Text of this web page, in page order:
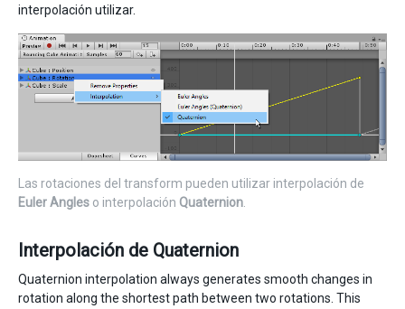
interpolación utilizar.
Las rotaciones del transform pueden utilizar interpolación de
Euler Angles o interpolación Quaternion.
Interpolación de Quaternion
Quaternion interpolation always generates smooth changes in
rotation along the shortest path between two rotations. This